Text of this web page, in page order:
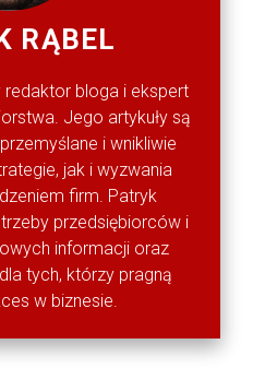
RĄBEL
redaktor bloga i ekspert
Jego artykuły są
i wnikliwie
jak i wyzwania
firm. Patryk
przedsiębiorców i
informacji oraz
tych, którzy pragną
w biznesie.